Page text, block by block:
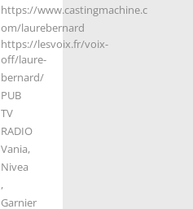
https://www.castingmachine.c
om/laurebernard
https://lesvoix.fr/voix-
off/laure-
bernard/
PUB
TV
RADIO
Vania,
Nivea
,
Garnier